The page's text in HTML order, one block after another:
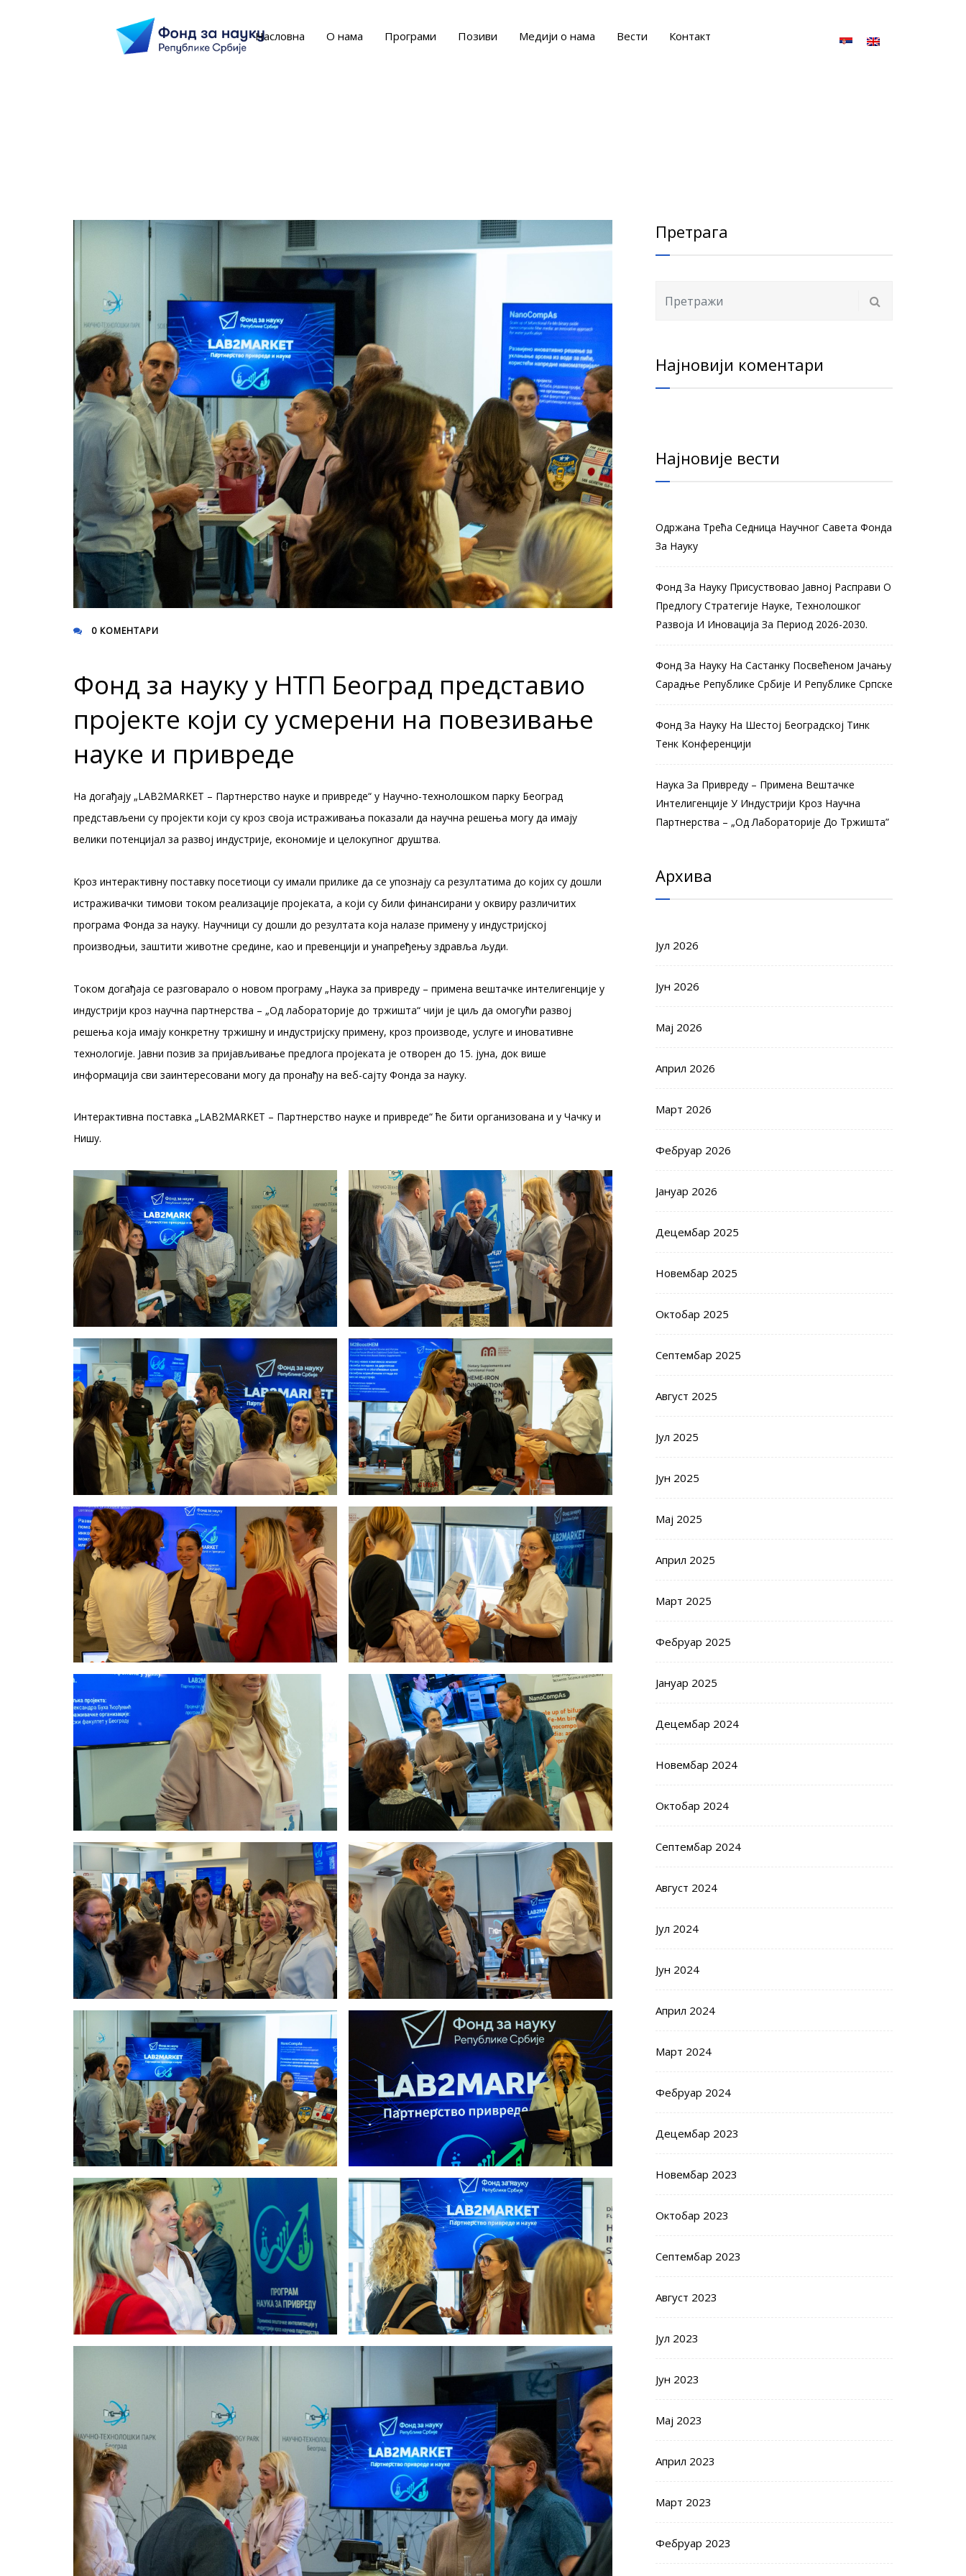
Насловна О нама Програми Позиви Медији о нама Вести Контакт
0 КОМЕНТАРИ
Фонд за науку у НТП Београд представио
пројекте који су усмерени на повезивање
науке и привреде
На догађају „LAB2MARKET – Партнерство науке и привреде“ у Научно-технолошком парку Београд
представљени су пројекти који су кроз своја истраживања показали да научна решења могу да имају
велики потенцијал за развој индустрије, економије и целокупног друштва.
Кроз интерактивну поставку посетиоци су имали прилике да се упознају са резултатима до којих су дошли
истраживачки тимови током реализације пројеката, а који су били финансирани у оквиру различитих
програма Фонда за науку. Научници су дошли до резултата која налазе примену у индустријској
производњи, заштити животне средине, као и превенцији и унапређењу здравља људи.
Током догађаја се разговарало о новом програму „Наука за привреду – примена вештачке интелигенције у
индустрији кроз научна партнерства – „Од лабораторије до тржишта“ чији је циљ да омогући развој
решења која имају конкретну тржишну и индустријску примену, кроз производе, услуге и иновативне
технологије. Јавни позив за пријављивање предлога пројеката је отворен до 15. јуна, док више
информација сви заинтересовани могу да пронађу на веб-сајту Фонда за науку.
Интерактивна поставка „LAB2MARKET – Партнерство науке и привреде“ ће бити организована и у Чачку и
Нишу.
Претрага
Најновији коментари
Најновије вести
Одржана Трећа Седница Научног Савета Фонда
За Науку
Фонд За Науку Присуствовао Јавној Расправи О
Предлогу Стратегије Науке, Технолошког
Развоја И Иновација За Период 2026-2030.
Фонд За Науку На Састанку Посвећеном Јачању
Сарадње Републике Србије И Републике Српске
Фонд За Науку На Шестој Београдској Тинк
Тенк Конференцији
Наука За Привреду – Примена Вештачке
Интелигенције У Индустрији Кроз Научна
Партнерства – „Од Лабораторије До Тржишта”
Архива
Јул 2026
Јун 2026
Мај 2026
Април 2026
Март 2026
Фебруар 2026
Јануар 2026
Децембар 2025
Новембар 2025
Октобар 2025
Септембар 2025
Август 2025
Јул 2025
Јун 2025
Мај 2025
Април 2025
Март 2025
Фебруар 2025
Јануар 2025
Децембар 2024
Новембар 2024
Октобар 2024
Септембар 2024
Август 2024
Јул 2024
Јун 2024
Април 2024
Март 2024
Фебруар 2024
Децембар 2023
Новембар 2023
Октобар 2023
Септембар 2023
Август 2023
Јул 2023
Јун 2023
Мај 2023
Април 2023
Март 2023
Фебруар 2023